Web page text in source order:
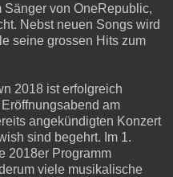
Sänger von OneRepublic,
Nebst neuen Songs wird
seine grossen Hits zum
2018 ist erfolgreich
am
angekündigten Konzert
sind begehrt. Im 1.
2018er Programm
viele musikalische